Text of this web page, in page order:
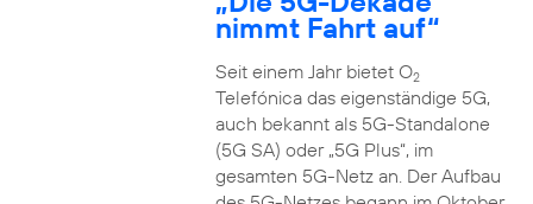
nimmt Fahrt auf“
Seit einem Jahr bietet O2
Telefónica das eigenständige 5G,
auch bekannt als 5G-Standalone
(5G SA) oder „5G Plus“, im
gesamten 5G-Netz an. Der Aufbau